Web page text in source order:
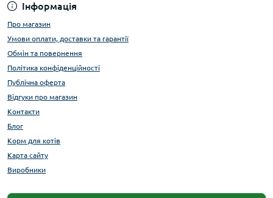
Інформація
Про магазин
Умови оплати, доставки та гарантії
Обмін та повернення
Політика конфіденційності
Публічна оферта
Відгуки про магазин
Контакти
Блог
Корм для котів
Карта сайту
Виробники